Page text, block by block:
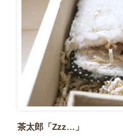
茶太郎「Zzz…」